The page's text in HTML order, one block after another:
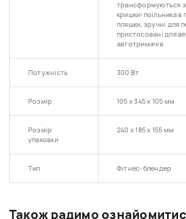
трансформуються
кришки-поїльника в
пляшки, зручні для
пристосовані для
автотримачів
Потужність 300 Вт
Розмір 105 х 345 х 105 мм
Розмір
упаковки
240 х 185 х 155 мм
Тип Фітнес-блендер
Також радимо